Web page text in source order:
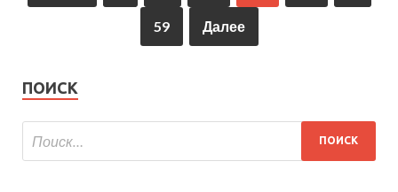
59 Далее
ПОИСК